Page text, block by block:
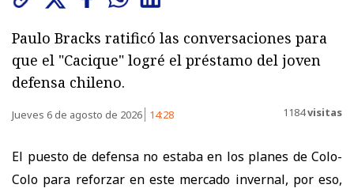
Paulo Bracks ratificó las conversaciones para
que el "Cacique" logré el préstamo del joven
defensa chileno.
Jueves 6 de agosto de 2026 14:28 1184visitas
El puesto de defensa no estaba en los planes de Colo-
Colo para reforzar en este mercado invernal, por eso,